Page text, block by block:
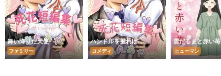
舞い降りた天使
ファミリー
ハンドルを握れば…
コメディ
雪だるまと赤い苺
ヒューマン